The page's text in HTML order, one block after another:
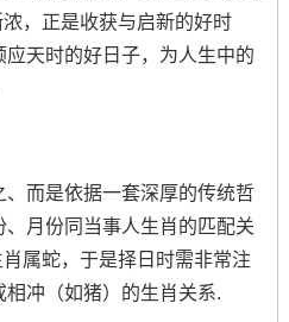
，正是收获与启新的好时
天时的好日子，为人生中的
而是依据一套深厚的传统哲
月份同当事人生肖的匹配关
属蛇，于是择日时需非常注
冲（如猪）的生肖关系.